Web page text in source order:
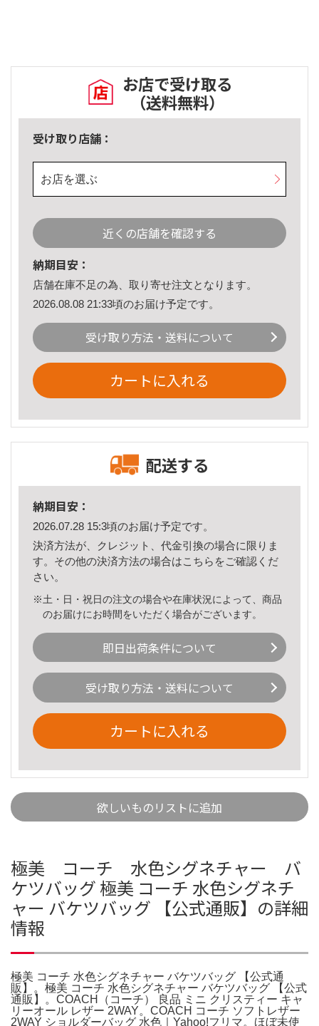
お店で受け取る
（送料無料）
受け取り店舗：
お店を選ぶ
近くの店舗を確認する
納期目安：
店舗在庫不足の為、取り寄せ注文となります。
2026.08.08 21:33頃のお届け予定です。
受け取り方法・送料について
カートに入れる
配送する
納期目安：
2026.07.28 15:3頃のお届け予定です。
決済方法が、クレジット、代金引換の場合に限りま
す。その他の決済方法の場合はこちら をご確認くだ
さい。
※土・日・祝日の注文の場合や在庫状況によって、商品
のお届けにお時間をいただく場合がございます。
即日出荷条件について
受け取り方法・送料について
カートに入れる
欲しいものリストに追加
極美 コーチ 水色シグネチャー バ
ケツバッグ 極美 コーチ 水色シグネチ
ャー バケツバッグ 【公式通販】の詳細
情報
極美 コーチ 水色シグネチャー バケツバッグ 【公式通
販】。極美 コーチ 水色シグネチャー バケツバッグ 【公式
通販】。COACH（コーチ） 良品 ミニ クリスティー キャ
リーオール レザー 2WAY。COACH コーチ ソフトレザー
2WAY ショルダーバッグ 水色｜Yahoo!フリマ。ほぼ未使